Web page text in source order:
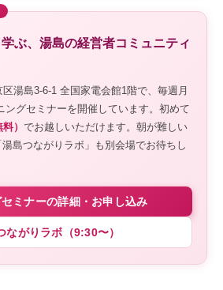
ぶ、湯島の経営者コミュニティ
湯島3-6-1 全国家電会館1階で、毎週月
ングセミナーを開催しています。初めて
） でお越しいただけます。朝が難しい
島つながりラボ」も別会場でお待ちし
ミナーの詳細・お申し込み
ながりラボ（9:30〜）